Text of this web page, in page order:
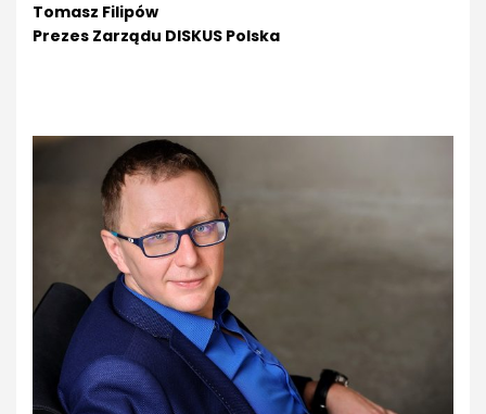
Tomasz Filipów
Prezes Zarządu DISKUS Polska